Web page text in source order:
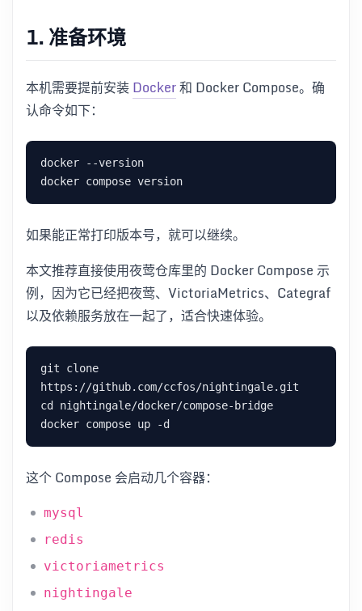
1. 准备环境
本机需要提前安装Docker和 Docker Compose。确
认命令如下：
如果能正常打印版本号，就可以继续。
本文推荐直接使用夜莺仓库里的 Docker Compose 示
例，因为它已经把夜莺、VictoriaMetrics、Categraf
以及依赖服务放在一起了，适合快速体验。
git clone
这个 Compose 会启动几个容器：
mysql
redis
victoriametrics
nightingale